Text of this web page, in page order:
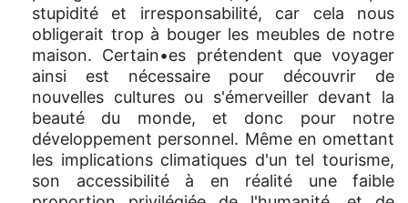
stupidité et irresponsabilité, car cela nous
obligerait trop à bouger les meubles de notre
maison. Certain•es prétendent que voyager
ainsi est nécessaire pour découvrir de
nouvelles cultures ou s'émerveiller devant la
beauté du monde, et donc pour notre
développement personnel. Même en omettant
les implications climatiques d'un tel tourisme,
son accessibilité à en réalité une faible